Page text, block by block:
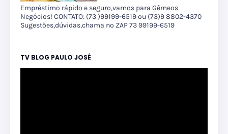
Empréstimo rápido e seguro,vamos para Gêmeos
Negócios! CONTATO: (73 )99199-6519 ou (73)9 8802-4370
Sugestões,dúvidas,chama no ZAP 73 99199-6519
TV BLOG PAULO JOSÉ